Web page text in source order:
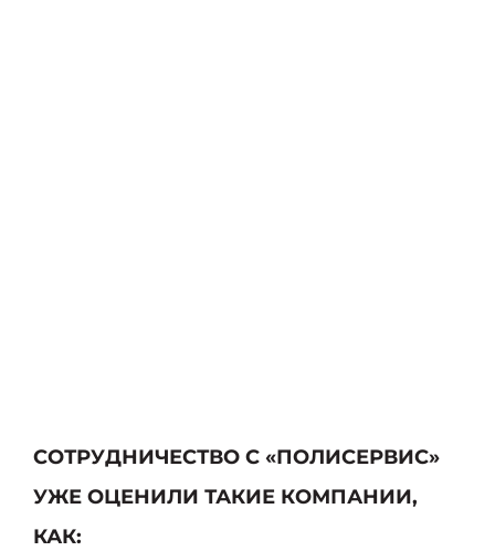
СОТРУДНИЧЕСТВО С «ПОЛИСЕРВИС»
УЖЕ ОЦЕНИЛИ ТАКИЕ КОМПАНИИ,
КАК: